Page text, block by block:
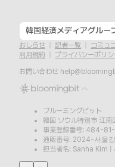
韓国経済メディアグルー
おしらせ 記者一覧
コミュ
利用規約
プライバシーポリシ
お問い合わせ
ブルーミングビット
韓国 ソウル特別市 江
事業登録番号: 484-
通販番号: 2024-서울
担当者名: Sanha Kim